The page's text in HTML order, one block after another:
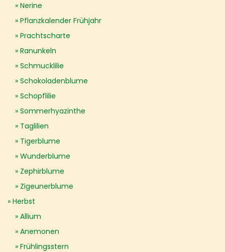
Nerine
Pflanzkalender Frühjahr
Prachtscharte
Ranunkeln
Schmucklilie
Schokoladenblume
Schopflilie
Sommerhyazinthe
Taglilien
Tigerblume
Wunderblume
Zephirblume
Zigeunerblume
Herbst
Allium
Anemonen
Frühlingsstern